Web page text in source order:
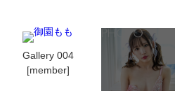
Gallery 004
[member]